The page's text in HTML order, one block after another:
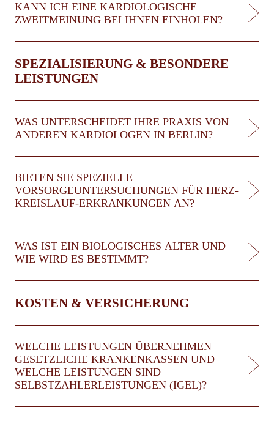
KANN ICH EINE KARDIOLOGISCHE
ZWEITMEINUNG BEI IHNEN EINHOLEN?
SPEZIALISIERUNG & BESONDERE
LEISTUNGEN
WAS UNTERSCHEIDET IHRE PRAXIS VON
ANDEREN KARDIOLOGEN IN BERLIN?
BIETEN SIE SPEZIELLE
VORSORGEUNTERSUCHUNGEN FÜR HERZ-
KREISLAUF-ERKRANKUNGEN AN?
WAS IST EIN BIOLOGISCHES ALTER UND
WIE WIRD ES BESTIMMT?
KOSTEN & VERSICHERUNG
WELCHE LEISTUNGEN ÜBERNEHMEN
GESETZLICHE KRANKENKASSEN UND
WELCHE LEISTUNGEN SIND
SELBSTZAHLERLEISTUNGEN (IGEL)?